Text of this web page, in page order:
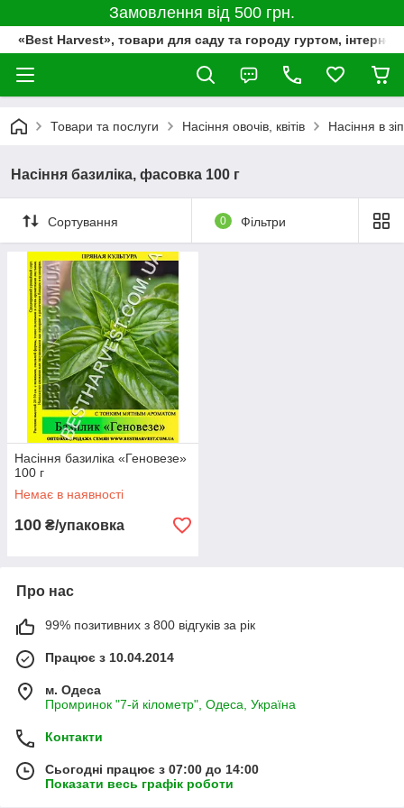
Замовлення від 500 грн.
«Best Harvest», товари для саду та городу гуртом,
Товари та послуги Насіння овочів, квітів Насіння в
Насіння базиліка, фасовка 100 г
Сортування 0 Фільтри
Насіння базиліка «Геновезе»
100 г
Немає в наявності
100 ₴/упаковка
Про нас
99% позитивних з 800 відгуків за рік
Працює з 10.04.2014
м. Одеса
Промринок "7-й кілометр", Одеса, Україна
Контакти
Сьогодні працює з 07:00 до 14:00
Показати весь графік роботи